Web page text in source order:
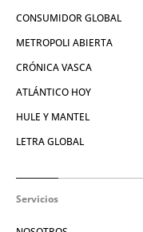
CONSUMIDOR GLOBAL
METROPOLI ABIERTA
CRÓNICA VASCA
ATLÁNTICO HOY
HULE Y MANTEL
LETRA GLOBAL
Servicios